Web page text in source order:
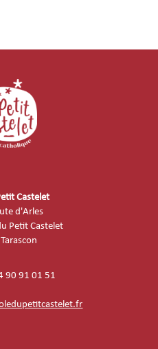
Castelet
d'Arles
Petit Castelet
90 91 01 51